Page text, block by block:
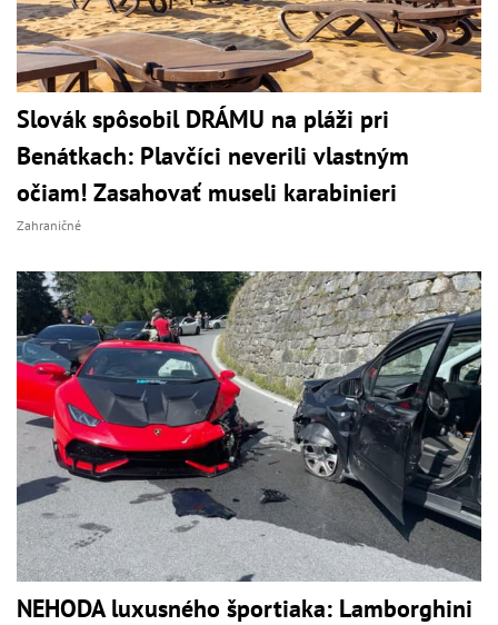
Slovák spôsobil DRÁMU na pláži pri
Benátkach: Plavčíci neverili vlastným
očiam! Zasahovať museli karabinieri
Zahraničné
NEHODA luxusného športiaka: Lamborghini